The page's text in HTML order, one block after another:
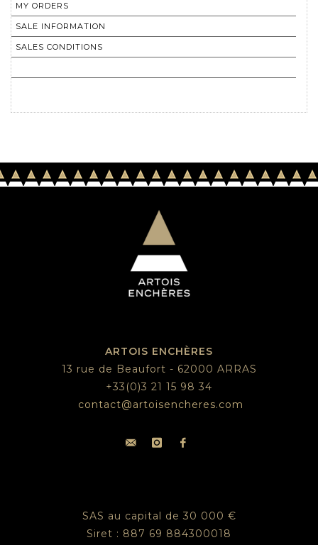
MY ORDERS
SALE INFORMATION
SALES CONDITIONS
ARTOIS ENCHÈRES
13 rue de Beaufort - 62000 ARRAS
+33(0)3 21 15 98 34
contact@artoisencheres.com
SAS au capital de 30 000 €
Siret : 887 69 884300018